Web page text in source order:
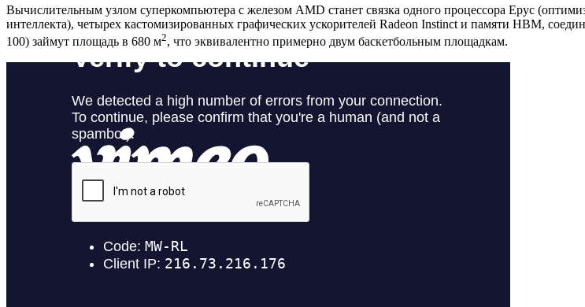
Вычислительным узлом суперкомпьютера с железом AMD станет связка одного процессора Epyc
интеллекта), четырех кастомизированных графических ускорителей Radeon Instinct и памяти HBM,
100) займут площадь в 680 м2, что эквивалентно примерно двум баскетбольным площадкам.